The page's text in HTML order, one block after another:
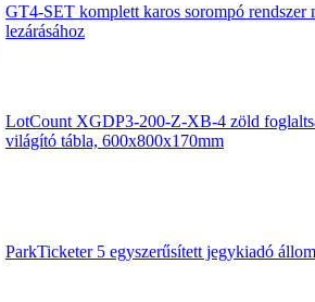
GT4-SET komplett karos sorompó rendszer
lezárásához
LotCount XGDP3-200-Z-XB-4 zöld
világító tábla, 600x800x170mm
ParkTicketer 5 egyszerűsített jegykiadó